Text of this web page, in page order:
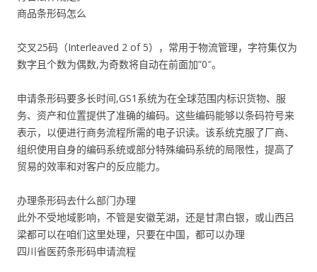
商品条形码怎么
交叉25码（Interleaved 2 of 5），常用于物流管理，字符集仅为
数字且个数为偶数,为奇数将自动在前面加”0″。
申请条形码要多长时间,GS1系统为在全球范围内标识货物、服
务、资产和位置提供了准确的编码。这些编码能够以条码符号来
表示，以便进行商务流程所需的电子识读。该系统克服了厂商、
组织使用自身的编码系统或部分特殊编码系统的局限性，提高了
贸易的效率和对客户的反应能力。
办理条形码去什么部门办理
此外不受地域影响，不管是安徽芜湖，还是甘肃白银，或山西吕
梁都可以在咱们这里处理，只要在中国，都可以办理
四川省医药条形码申请流程